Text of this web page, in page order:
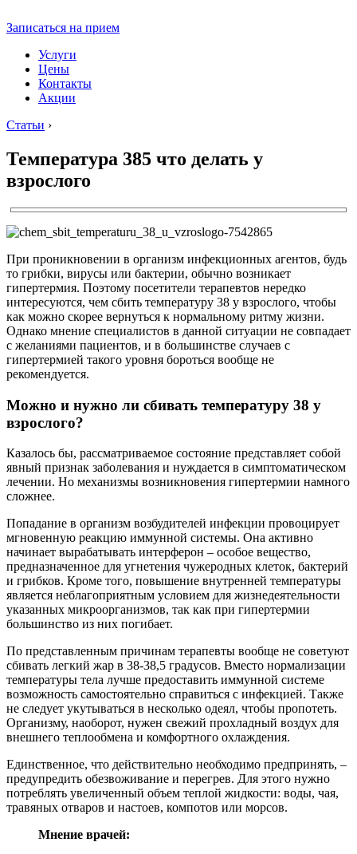
Записаться на прием
Услуги
Цены
Контакты
Акции
Статьи ›
Температура 385 что делать у
взрослого
При проникновении в организм инфекционных агентов, будь
то грибки, вирусы или бактерии, обычно возникает
гипертермия. Поэтому посетители терапевтов нередко
интересуются, чем сбить температуру 38 у взрослого, чтобы
как можно скорее вернуться к нормальному ритму жизни.
Однако мнение специалистов в данной ситуации не совпадает
с желаниями пациентов, и в большинстве случаев с
гипертермией такого уровня бороться вообще не
рекомендуется.
Можно и нужно ли сбивать температуру 38 у
взрослого?
Казалось бы, рассматриваемое состояние представляет собой
явный признак заболевания и нуждается в симптоматическом
лечении. Но механизмы возникновения гипертермии намного
сложнее.
Попадание в организм возбудителей инфекции провоцирует
мгновенную реакцию иммунной системы. Она активно
начинает вырабатывать интерферон – особое вещество,
предназначенное для угнетения чужеродных клеток, бактерий
и грибков. Кроме того, повышение внутренней температуры
является неблагоприятным условием для жизнедеятельности
указанных микроорганизмов, так как при гипертермии
большинство из них погибает.
По представленным причинам терапевты вообще не советуют
сбивать легкий жар в 38-38,5 градусов. Вместо нормализации
температуры тела лучше предоставить иммунной системе
возможность самостоятельно справиться с инфекцией. Также
не следует укутываться в несколько одеял, чтобы пропотеть.
Организму, наоборот, нужен свежий прохладный воздух для
внешнего теплообмена и комфортного охлаждения.
Единственное, что действительно необходимо предпринять, –
предупредить обезвоживание и перегрев. Для этого нужно
потреблять увеличенный объем теплой жидкости: воды, чая,
травяных отваров и настоев, компотов или морсов.
Мнение врачей: